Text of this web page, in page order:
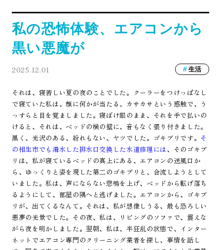
私の恐怖体験、エアコンから
黒い悪魔が
2025.12.01 生活
それは、寝苦しい夏の夜のことでした。クーラーをつけっぱなし
で寝ていた私は、顔に何かが当たる、カサカサという感触で、う
っすらと目を覚ましました。寝ぼけ眼のまま、それを手で払いの
けると、それは、ベッドの横の壁に、音もなく張り付きました。
黒く、光沢のある、紛れもない、ヤツでした。ゴキブリです。 そ
の相生市でも漏水した排水口交換した水道修理には、そのゴキブ
リは、私が寝ているベッドの真上にある、エアコンの送風口か
ら、ゆっくりと姿を現した第二のゴキブリと、合流しようとして
いました。私は、声にならない悲鳴を上げ、ベッドから転げ落ち
るようにして、部屋の隅へと逃げました。エアコンから、ゴキブ
リが、出てくるなんて。それは、私が想像しうる、最も恐ろしい
悪夢の光景でした。その夜、私は、リビングのソファで、震えな
がら夜を明かしました。翌朝、私は、半狂乱の状態で、インター
ネットでエアコン専門のクリーニング業者を探し、事情を話し